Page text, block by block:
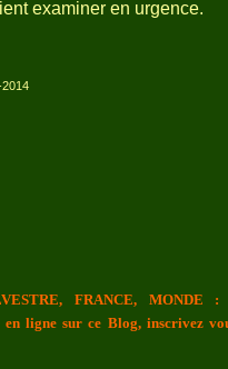
examiner en urgence.
FRANCE, MONDE
en ligne sur ce Blog, inscrivez